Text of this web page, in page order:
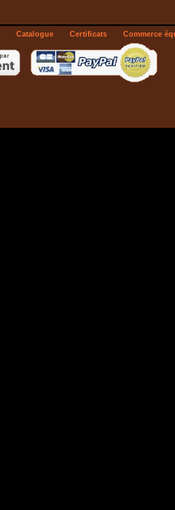
Catalogue Certificats Commerce